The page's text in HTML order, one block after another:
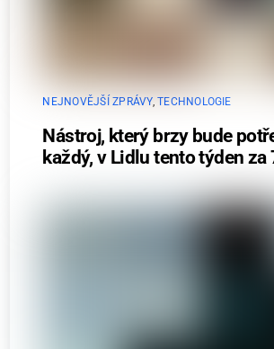
NEJNOVĚJŠÍ ZPRÁVY,TECHNOLOGIE
Nástroj, který brzy bude
každý, v Lidlu tento týden za